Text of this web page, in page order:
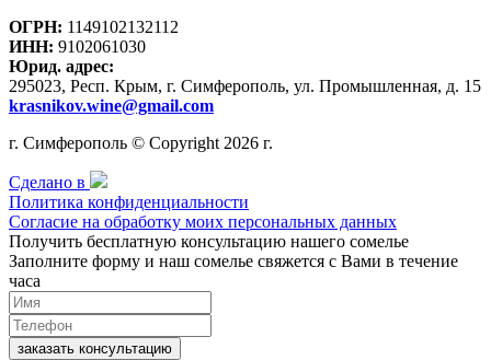
ОГРН: 1149102132112
ИНН: 9102061030
Юрид. адрес:
295023, Респ. Крым, г. Симферополь, ул. Промышленная, д. 15
krasnikov.wine@gmail.com
г. Симферополь © Copyright 2026 г.
Сделано в
Политика конфиденциальности
Согласие на обработку моих персональных данных
Получить бесплатную консультацию нашего сомелье
Заполните форму и наш сомелье свяжется с Вами в течение
часа
заказать консультацию